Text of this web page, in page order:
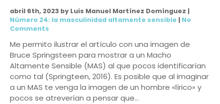
abril 6th, 2023 by Luis Manuel Martínez Domínguez |
Número 24: la masculinidad altamente sensible | No
Comments
Me permito ilustrar el artículo con una imagen de
Bruce Springsteen para mostrar a un Macho
Altamente Sensible (MAS) al que pocos identificarían
como tal (Springteen, 2016). Es posible que al imaginar
a un MAS te venga la imagen de un hombre «lírico» y
pocos se atreverían a pensar que…